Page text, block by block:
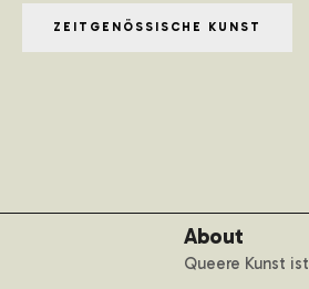
ZEITGENÖSSISCHE KUNST
About
Queere Kunst ist